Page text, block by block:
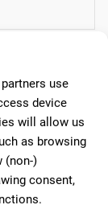
use
device
will allow us
as browsing
(non-)
consent,